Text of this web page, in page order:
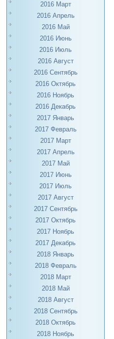
2016 Март
2016 Апрель
2016 Май
2016 Июнь
2016 Июль
2016 Август
2016 Сентябрь
2016 Октябрь
2016 Ноябрь
2016 Декабрь
2017 Январь
2017 Февраль
2017 Март
2017 Апрель
2017 Май
2017 Июнь
2017 Июль
2017 Август
2017 Сентябрь
2017 Октябрь
2017 Ноябрь
2017 Декабрь
2018 Январь
2018 Февраль
2018 Март
2018 Май
2018 Август
2018 Сентябрь
2018 Октябрь
2018 Ноябрь